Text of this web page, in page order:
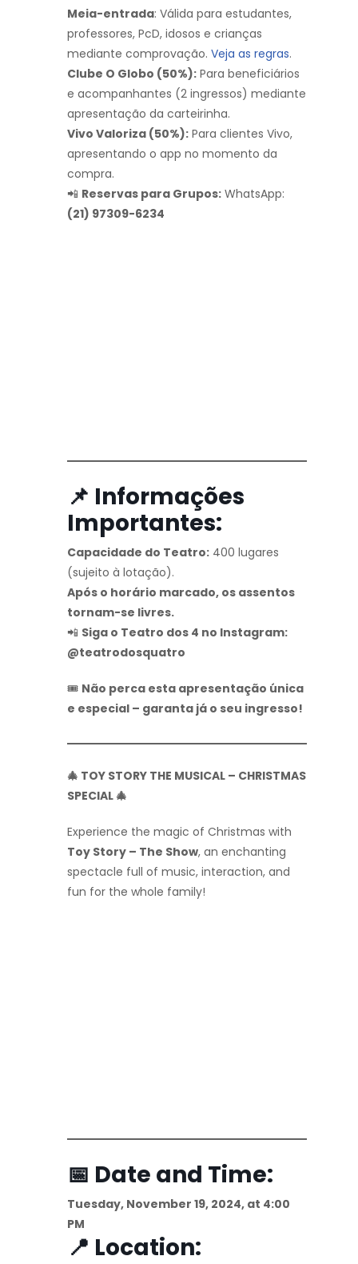
Meia-entrada: Válida para estudantes,
professores, PcD, idosos e crianças
mediante comprovação. Veja as regras.
Clube O Globo (50%): Para beneficiários
e acompanhantes (2 ingressos) mediante
apresentação da carteirinha.
Vivo Valoriza (50%): Para clientes Vivo,
apresentando o app no momento da
compra.
📲 Reservas para Grupos: WhatsApp:
(21) 97309-6234
📌 Informações
Importantes:
Capacidade do Teatro: 400 lugares
(sujeito à lotação).
Após o horário marcado, os assentos
tornam-se livres.
📲 Siga o Teatro dos 4 no Instagram:
@teatrodosquatro
🎟️ Não perca esta apresentação única
e especial – garanta já o seu ingresso!
🎄 TOY STORY THE MUSICAL – CHRISTMAS
SPECIAL 🎄
Experience the magic of Christmas with
Toy Story – The Show, an enchanting
spectacle full of music, interaction, and
fun for the whole family!
📅 Date and Time:
Tuesday, November 19, 2024, at 4:00
PM
📍 Location: